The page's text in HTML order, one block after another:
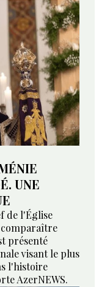
UNE
de l'Église
présenté
visant le plus
l'histoire
AzerNEWS.